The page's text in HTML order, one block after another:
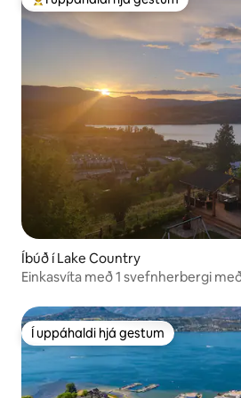
Í mestu uppáhaldi hjá gestum
Íbúð í Lake Country
Einkasvíta með 1 svefnherbergi
Í uppáhaldi hjá gestum
Í uppáhaldi hjá gestum